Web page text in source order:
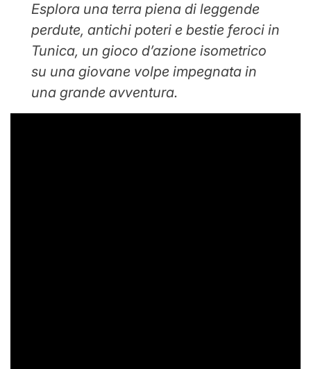
Esplora una terra piena di leggende
perdute, antichi poteri e bestie feroci in
Tunica, un gioco d’azione isometrico
su una giovane volpe impegnata in
una grande avventura.